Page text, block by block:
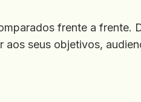
frente a frente.
seus objetivos,